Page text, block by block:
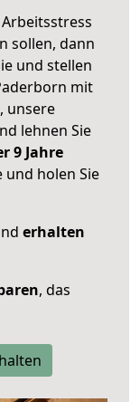
sollen, dann
und stellen
mit
, unsere
lehnen Sie
9 Jahre
holen Sie
erhalten
, das